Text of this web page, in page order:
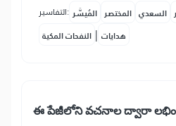
التفاسير: المُيسَّر المختصر السعدي
النفحات المكية | هدايات
ఈ పేజీలోని వచనాల ద్వారా